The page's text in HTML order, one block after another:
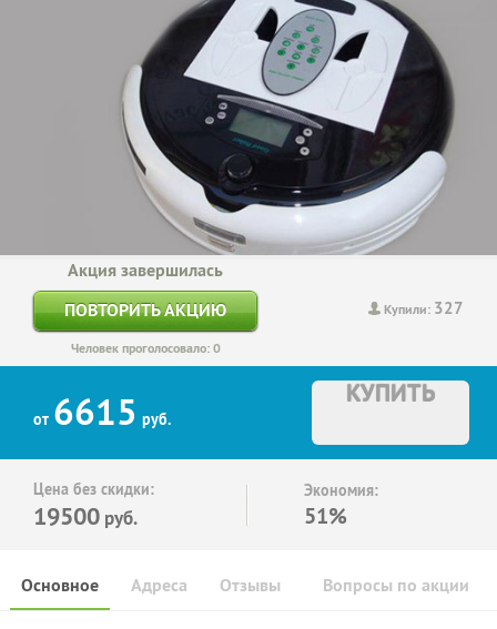
Купили: 327
Акция завершилась
ПОВТОРИТЬ АКЦИЮ
Человек проголосовало: 0
от 6615 руб.
КУПИТЬ
Цена без скидки:
19500 руб.
Экономия:
51%
Основное Отзывы Вопросы по акции
Адреса